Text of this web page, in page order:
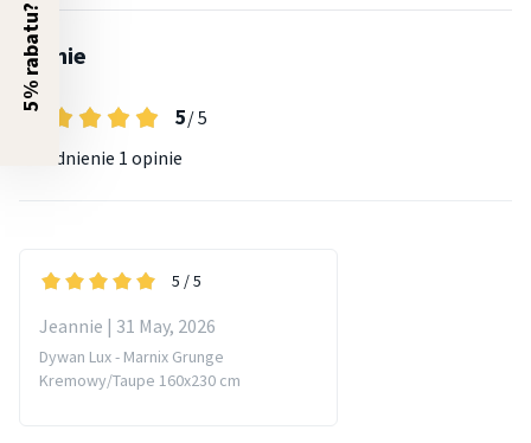
Opinie
5/ 5
Uśrednienie 1 opinie
5 / 5
Jeannie | 31 May, 2026
Dywan Lux - Marnix Grunge
Kremowy/Taupe 160x230 cm
5% rabatu?